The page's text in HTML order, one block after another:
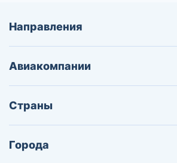
Направления
Авиакомпании
Страны
Города